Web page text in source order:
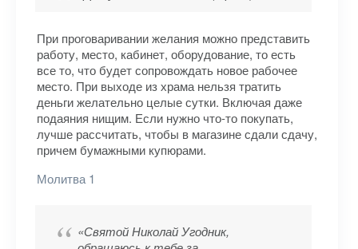
При проговаривании желания можно представить
работу, место, кабинет, оборудование, то есть
все то, что будет сопровождать новое рабочее
место. При выходе из храма нельзя тратить
деньги желательно целые сутки. Включая даже
подаяния нищим. Если нужно что-то покупать,
лучше рассчитать, чтобы в магазине сдали сдачу,
причем бумажными купюрами.
Молитва 1
«Святой Николай Угодник,